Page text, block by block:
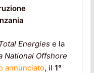
Energiese la
National Offshore
annunciato, il 1°